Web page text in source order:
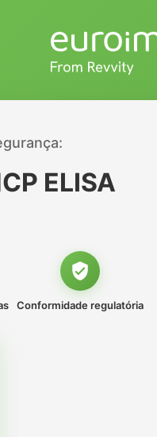
ELISA
Conformidade regulatória